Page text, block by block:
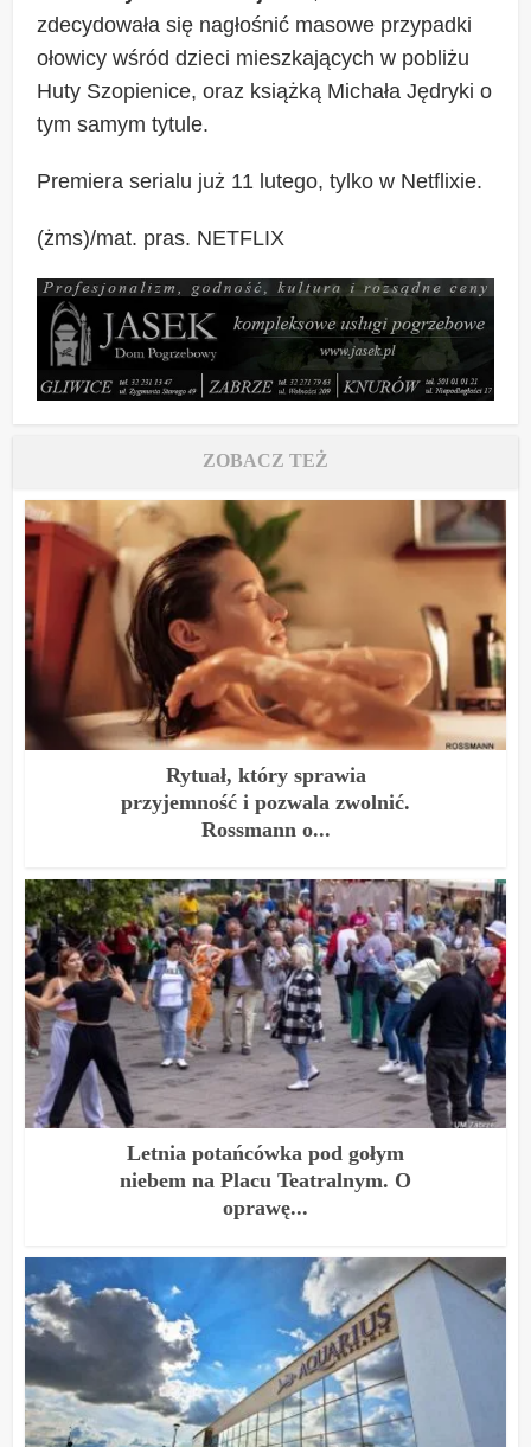
zdecydowała się nagłośnić masowe przypadki
ołowicy wśród dzieci mieszkających w pobliżu
Huty Szopienice, oraz książką Michała Jędryki o
tym samym tytule.
Premiera serialu już 11 lutego, tylko w Netflixie.
(żms)/mat. pras. NETFLIX
ZOBACZ TEŻ
Rytuał, który sprawia
przyjemność i pozwala zwolnić.
Rossmann o...
Letnia potańcówka pod gołym
niebem na Placu Teatralnym. O
oprawę...